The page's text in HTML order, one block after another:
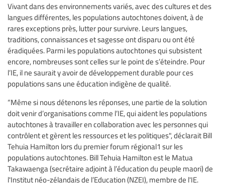
Vivant dans des environnements variés, avec des cultures et des
langues différentes, les populations autochtones doivent, à de
rares exceptions près, lutter pour survivre. Leurs langues,
traditions, connaissances et sagesse ont disparu ou ont été
éradiquées. Parmi les populations autochtones qui subsistent
encore, nombreuses sont celles sur le point de s’éteindre. Pour
l’IE, il ne saurait y avoir de développement durable pour ces
populations sans une éducation indigène de qualité.
“Même si nous détenons les réponses, une partie de la solution
doit venir d’organisations comme l’IE, qui aident les populations
autochtones à travailler en collaboration avec les personnes qui
contrôlent et gèrent les ressources et les politiques", déclarait Bill
Tehuia Hamilton lors du premier forum régional1 sur les
populations autochtones. Bill Tehuia Hamilton est le Matua
Takawaenga (secrétaire adjoint à l’éducation du peuple maori) de
l'Institut néo-zélandais de l’Education (NZEI), membre de l'IE.